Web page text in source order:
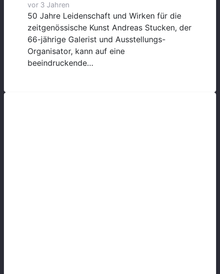
vor 3 Jahren
50 Jahre Leidenschaft und Wirken für die
zeitgenössische Kunst Andreas Stucken, der
66-jährige Galerist und Ausstellungs-
Organisator, kann auf eine
beeindruckende…